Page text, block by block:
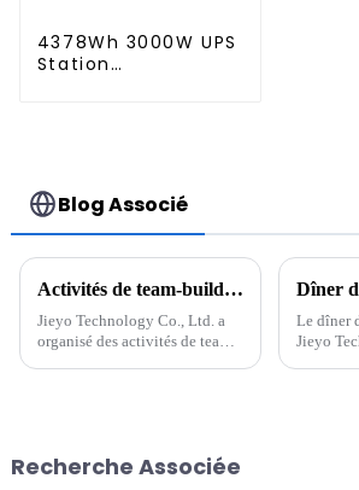
4378Wh 3000W UPS
Station
portable
Blog Associé
Activités de team-building de Jieyo Technology Co., Ltd.
Jieyo Technology Co., Ltd. a
organisé des activités de team-
Huizhou. Le but de ...
Le dîner
Jieyo
Recherche Associée